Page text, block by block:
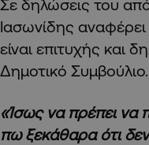
Σε δηλώσεις του
Ιασωνίδης αναφέρει
είναι επιτυχής και
Δημοτικό Συμβούλιο.
«Ίσως να πρέπει
πω ξεκάθαρα ότι